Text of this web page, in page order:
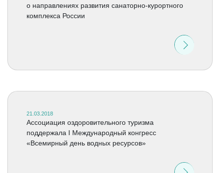
о направлениях развития санаторно-курортного
комплекса России
21.03.2018
Ассоциация оздоровительного туризма
поддержала I Международный конгресс
«Всемирный день водных ресурсов»